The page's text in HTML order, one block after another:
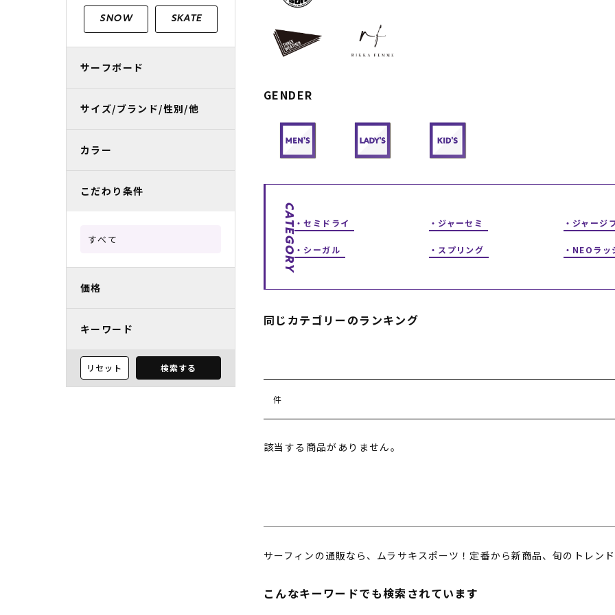
レディースラッシュガード レディースフィットネス
スノーボード レンタル リフト電子チケット
中古/アウトレット スノーウェア
SNOW TOP
GENDER
CATEGORY セミドライ ジャーセミ ジャージ
シーガル スプリング NEOラッ
同じカテゴリーのランキング
件
該当する商品がありません。
サーフィンの通販なら、ムラサキスポーツ！定番から新商品、旬のトレン
こんなキーワードでも検索されています
SNOW SKATE
サーフボード
サイズ/ブランド/性別/他
カラー
こだわり条件
すべて
価格
キーワード
リセット 検索する